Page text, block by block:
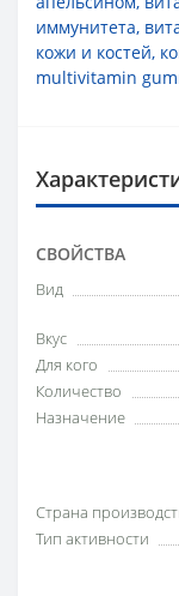
иммунитета,
кожи и костей,
multivitamin
СВОЙСТВА
Вид
Вкус
Для кого
Количество
Назначение
Страна
Тип активности